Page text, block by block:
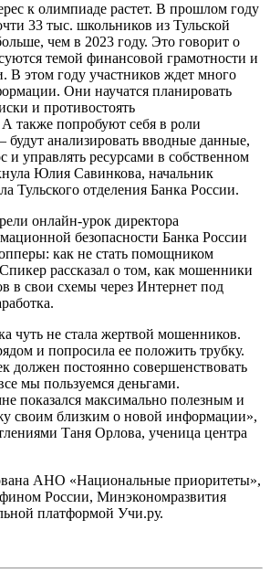
к олимпиаде растет. В прошлом году
33 тыс. школьников из Тульской
чем в 2023 году. Это говорит о
темой финансовой грамотности и
В этом году участников ждет много
Они научатся планировать
и противостоять
также попробуют себя в роли
анализировать вводные данные,
и управлять ресурсами в собственном
Юлия Савинкова, начальник
Тульского отделения Банка России.
онлайн-урок директора
безопасности Банка России
как не стать помощником
рассказал о том, как мошенники
в свои схемы через Интернет под
чуть не стала жертвой мошенников.
и попросила ее положить трубку.
должен постоянно совершенствовать
мы пользуемся деньгами.
показался максимально полезным и
своим близким о новой информации»,
Таня Орлова, ученица центра
АНО «Национальные приоритеты»,
России, Минэкономразвития
платформой Учи.ру.